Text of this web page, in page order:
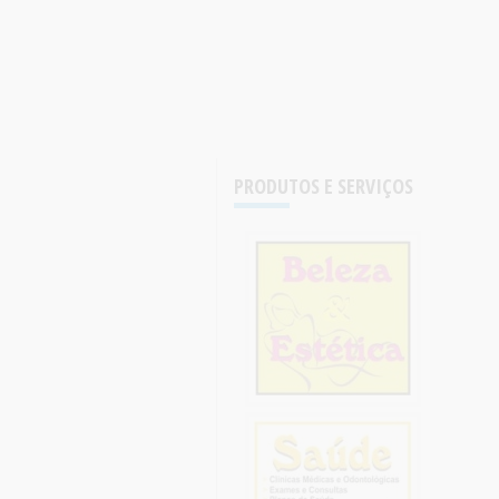
PRODUTOS E SERVIÇOS